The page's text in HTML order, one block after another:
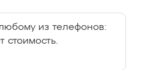
из телефонов:
стоимость.